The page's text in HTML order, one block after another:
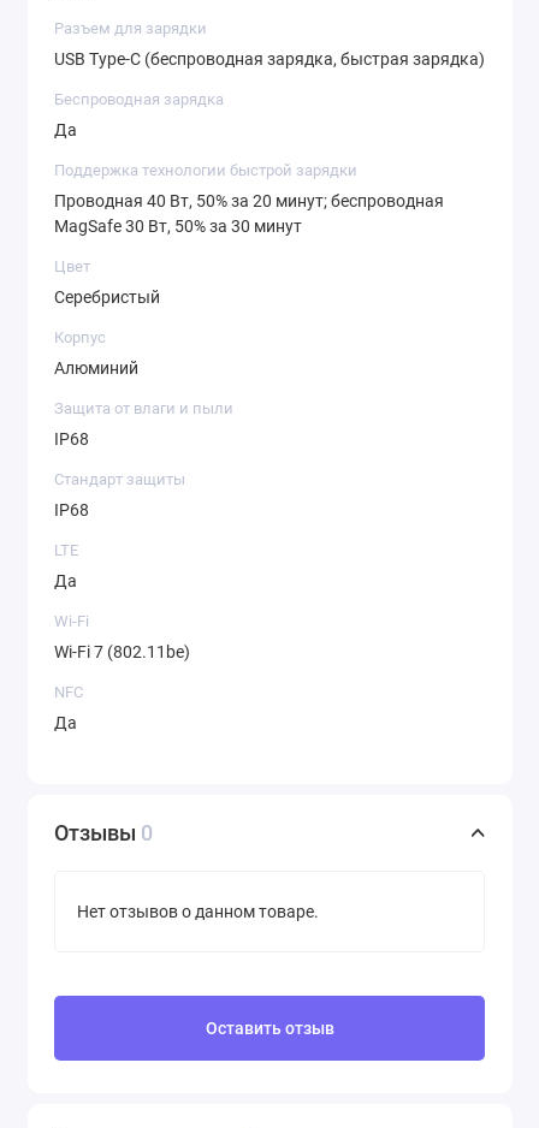
Разъем для зарядки
USB Type-C (беспроводная зарядка, быстрая зарядка)
Беспроводная зарядка
Да
Поддержка технологии быстрой зарядки
Проводная 40 Вт, 50% за 20 минут; беспроводная
MagSafe 30 Вт, 50% за 30 минут
Цвет
Серебристый
Корпус
Алюминий
Защита от влаги и пыли
IP68
Стандарт защиты
IP68
LTE
Да
Wi-Fi
Wi-Fi 7 (802.11be)
NFC
Да
Отзывы 0
Нет отзывов о данном товаре.
Оставить отзыв